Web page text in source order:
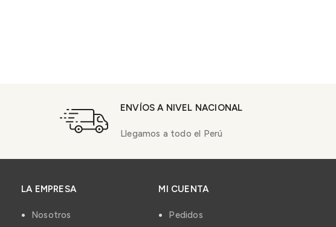
ENVÍOS A NIVEL NACIONAL
Llegamos a todo el Perú
LA EMPRESA
Nosotros
MI CUENTA
Pedidos